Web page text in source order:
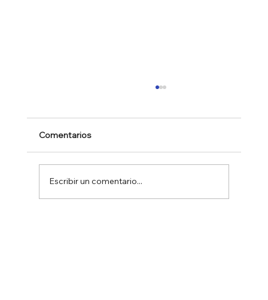
Comentarios
Escribir un comentario...